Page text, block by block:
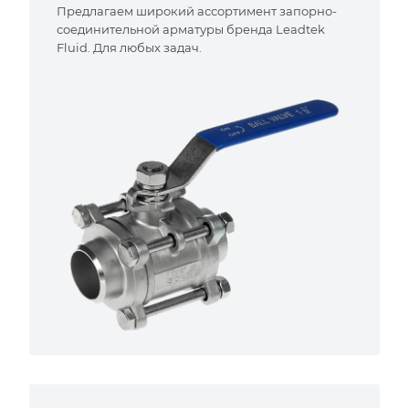
Предлагаем широкий ассортимент запорно-
соединительной арматуры бренда Leadtek
Fluid. Для любых задач.